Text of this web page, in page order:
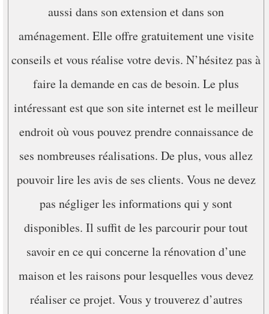
aussi dans son extension et dans son
aménagement. Elle offre gratuitement une visite
conseils et vous réalise votre devis. N’hésitez pas à
faire la demande en cas de besoin. Le plus
intéressant est que son site internet est le meilleur
endroit où vous pouvez prendre connaissance de
ses nombreuses réalisations. De plus, vous allez
pouvoir lire les avis de ses clients. Vous ne devez
pas négliger les informations qui y sont
disponibles. Il suffit de les parcourir pour tout
savoir en ce qui concerne la rénovation d’une
maison et les raisons pour lesquelles vous devez
réaliser ce projet. Vous y trouverez d’autres